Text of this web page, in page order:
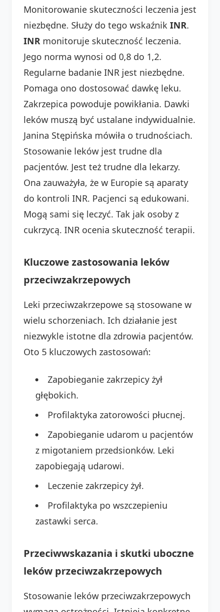
Monitorowanie skuteczności leczenia jest
niezbędne. Służy do tego wskaźnik INR.
INR monitoruje skuteczność leczenia.
Jego norma wynosi od 0,8 do 1,2.
Regularne badanie INR jest niezbędne.
Pomaga ono dostosować dawkę leku.
Zakrzepica powoduje powikłania. Dawki
leków muszą być ustalane indywidualnie.
Janina Stępińska mówiła o trudnościach.
Stosowanie leków jest trudne dla
pacjentów. Jest też trudne dla lekarzy.
Ona zauważyła, że w Europie są aparaty
do kontroli INR. Pacjenci są edukowani.
Mogą sami się leczyć. Tak jak osoby z
cukrzycą. INR ocenia skuteczność terapii.
Kluczowe zastosowania leków
przeciwzakrzepowych
Leki przeciwzakrzepowe są stosowane w
wielu schorzeniach. Ich działanie jest
niezwykle istotne dla zdrowia pacjentów.
Oto 5 kluczowych zastosowań:
Zapobieganie zakrzepicy żył
głębokich.
Profilaktyka zatorowości płucnej.
Zapobieganie udarom u pacjentów
z migotaniem przedsionków. Leki
zapobiegają udarowi.
Leczenie zakrzepicy żył.
Profilaktyka po wszczepieniu
zastawki serca.
Przeciwwskazania i skutki uboczne
leków przeciwzakrzepowych
Stosowanie leków przeciwzakrzepowych